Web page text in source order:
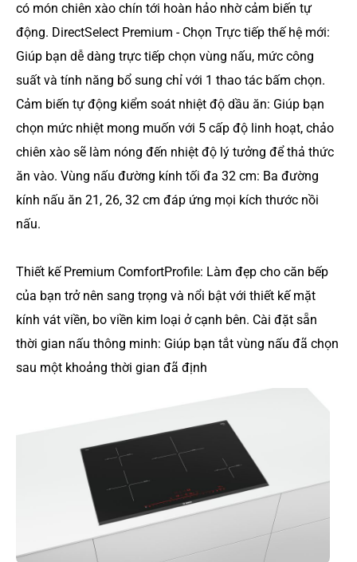
có món chiên xào chín tới hoàn hảo nhờ cảm biến tự
động. DirectSelect Premium - Chọn Trực tiếp thế hệ mới:
Giúp bạn dễ dàng trực tiếp chọn vùng nấu, mức công
suất và tính năng bổ sung chỉ với 1 thao tác bấm chọn.
Cảm biến tự động kiểm soát nhiệt độ dầu ăn: Giúp bạn
chọn mức nhiệt mong muốn với 5 cấp độ linh hoạt, chảo
chiên xào sẽ làm nóng đến nhiệt độ lý tưởng để thả thức
ăn vào. Vùng nấu đường kính tối đa 32 cm: Ba đường
kính nấu ăn 21, 26, 32 cm đáp ứng mọi kích thước nồi
nấu.
Thiết kế Premium ComfortProfile: Làm đẹp cho căn bếp
của bạn trở nên sang trọng và nổi bật với thiết kế mặt
kính vát viền, bo viền kim loại ở cạnh bên. Cài đặt sẵn
thời gian nấu thông minh: Giúp bạn tắt vùng nấu đã chọn
sau một khoảng thời gian đã định